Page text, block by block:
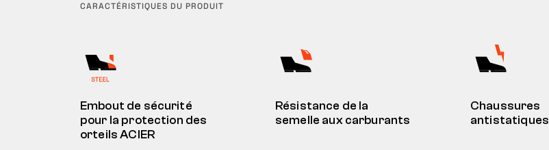
CARACTÉRISTIQUES DU PRODUIT
Embout de sécurité
pour la protection des
orteils ACIER
Résistance de la
semelle aux carburants
Chaussures
antistatiques